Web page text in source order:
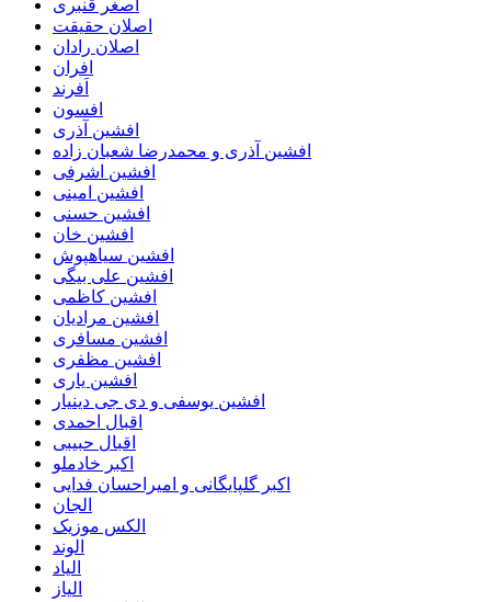
اصغر قنبری
اصلان حقیقت
اصلان رادان
افران
اَفرند
افسون
افشین آذری
افشین آذری و محمدرضا شعبان زاده
افشین اشرفی
افشین امینی
افشین حسنی
افشین خان
افشین سیاهپوش
افشین علی بیگی
افشین کاظمی
افشین مرادیان
افشین مسافری
افشین مظفری
افشین یاری
افشین یوسفی و دی جی دینیار
اقبال احمدی
اقبال حبیبی
اکبر خادملو
اکبر گلپایگانی و امیراحسان فدایی
الجان
الکس موزیک
الوند
الیاد
الیاز